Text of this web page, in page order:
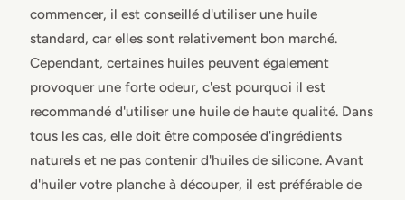
commencer, il est conseillé d'utiliser une huile
standard, car elles sont relativement bon marché.
Cependant, certaines huiles peuvent également
provoquer une forte odeur, c'est pourquoi il est
recommandé d'utiliser une huile de haute qualité. Dans
tous les cas, elle doit être composée d'ingrédients
naturels et ne pas contenir d'huiles de silicone. Avant
d'huiler votre planche à découper, il est préférable de